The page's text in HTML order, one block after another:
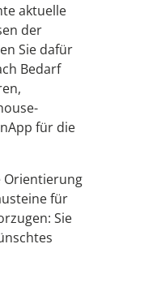
aktuelle
der
Sie dafür
Bedarf
für die
Orientierung
für
Sie